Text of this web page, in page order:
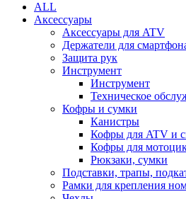
ALL
Аксессуары
Аксессуары для ATV
Держатели для
Защита рук
Инструмент
Инструмент
Техническое
Кофры и сумки
Канистры
Кофры для ATV и
Кофры для
Рюкзаки, сумки
Подставки, трапы,
Рамки для крепления